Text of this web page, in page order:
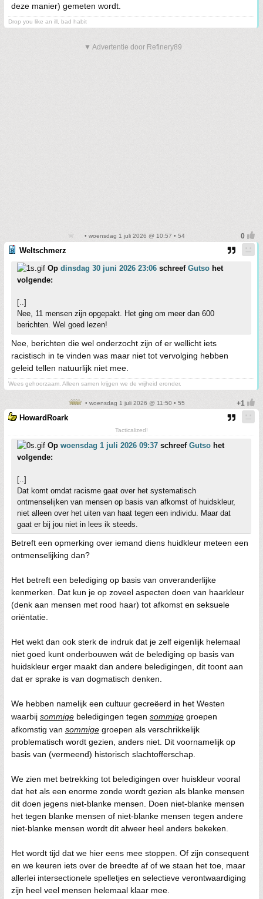
deze manier) gemeten wordt.
Drop you like an ill, bad habit
▼ Advertentie door Refinery89
• woensdag 1 juli 2026 @ 10:57 • 54
Weltschmerz
Op dinsdag 30 juni 2026 23:06 schreef Gutso het
volgende:
[..]
Nee, 11 mensen zijn opgepakt. Het ging om meer dan 600
berichten. Wel goed lezen!
Nee, berichten die wel onderzocht zijn of er wellicht iets
racistisch in te vinden was maar niet tot vervolging hebben
geleid tellen natuurlijk niet mee.
Wees gehoorzaam. Alleen samen krijgen we de vrijheid eronder.
• woensdag 1 juli 2026 @ 11:50 • 55
HowardRoark
Tacticalized!
Op woensdag 1 juli 2026 09:37 schreef Gutso het
volgende:
[..]
Dat komt omdat racisme gaat over het systematisch
ontmenselijken van mensen op basis van afkomst of huidskleur,
niet alleen over het uiten van haat tegen een individu. Maar dat
gaat er bij jou niet in lees ik steeds.
Betreft een opmerking over iemand diens huidkleur meteen een
ontmenselijking dan?
Het betreft een belediging op basis van onveranderlijke
kenmerken. Dat kun je op zoveel aspecten doen van haarkleur
(denk aan mensen met rood haar) tot afkomst en seksuele
oriëntatie.
Het wekt dan ook sterk de indruk dat je zelf eigenlijk helemaal
niet goed kunt onderbouwen wát de belediging op basis van
huidskleur erger maakt dan andere beledigingen, dit toont aan
dat er sprake is van dogmatisch denken.
We hebben namelijk een cultuur gecreëerd in het Westen
waarbij sommige beledigingen tegen sommige groepen
afkomstig van sommige groepen als verschrikkelijk
problematisch wordt gezien, anders niet. Dit voornamelijk op
basis van (vermeend) historisch slachtofferschap.
We zien met betrekking tot beledigingen over huiskleur vooral
dat het als een enorme zonde wordt gezien als blanke mensen
dit doen jegens niet-blanke mensen. Doen niet-blanke mensen
het tegen blanke mensen of niet-blanke mensen tegen andere
niet-blanke mensen wordt dit alweer heel anders bekeken.
Het wordt tijd dat we hier eens mee stoppen. Of zijn consequent
en we keuren iets over de breedte af of we staan het toe, maar
allerlei intersectionele spelletjes en selectieve verontwaardiging
zijn heel veel mensen helemaal klaar mee.